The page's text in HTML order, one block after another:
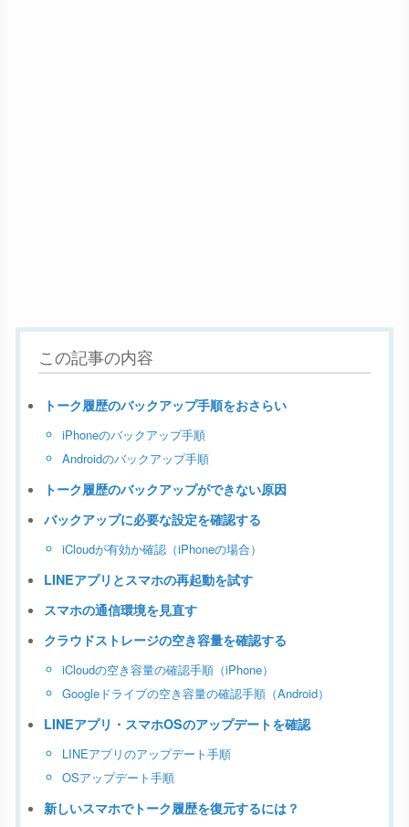
この記事の内容
トーク履歴のバックアップ手順をおさらい
iPhoneのバックアップ手順
Androidのバックアップ手順
トーク履歴のバックアップができない原因
バックアップに必要な設定を確認する
iCloudが有効か確認（iPhoneの場合）
LINEアプリとスマホの再起動を試す
スマホの通信環境を見直す
クラウドストレージの空き容量を確認する
iCloudの空き容量の確認手順（iPhone）
Googleドライブの空き容量の確認手順（Android）
LINEアプリ・スマホOSのアップデートを確認
LINEアプリのアップデート手順
OSアップデート手順
新しいスマホでトーク履歴を復元するには？